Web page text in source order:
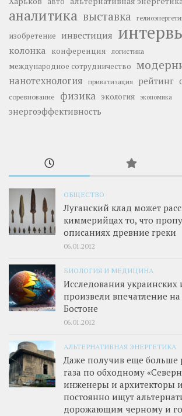
аналитика выставка
изобретение инвестиция
колонка конференция логистика
международное сотрудничество
нанотехнология приватизация рейтинг
соревнование физика экология экономика
энергоэффективность
ОБЩЕСТВО
Луганский клад может
киммерийцах то, что
описаниях древние греки
06.01.2012
БИОЛОГИЯ И МЕДИЦИНА
Исследования украинских
произвели впечатление на
Бостоне
06.01.2012
АЛЬТЕРНАТИВНАЯ ЭНЕРГЕТИКА
Даже получив еще больше
газа по обходному
инженеры и архитекторы
постоянно ищут
дорожающим черному и